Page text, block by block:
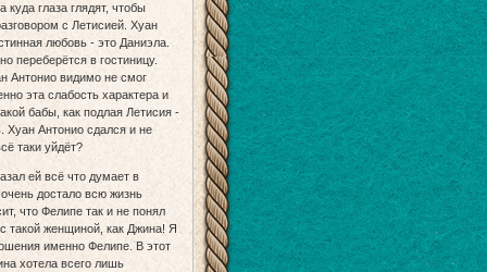
глаза глядят, чтобы
с Летисией. Хуан
любовь - это Даниэла.
переберётся в гостиницу.
Антонио видимо не смог
эта слабость характера и
бабы, как подлая Летисия -
Хуан Антонио сдался и не
таки уйдёт?
ей всё что думает в
достало всю жизнь
что Фелипе так и не понял
такой женщиной, как Джина! Я
именно Фелипе. В этот
хотела всего лишь